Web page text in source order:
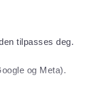
tilpasses deg.
og Meta).